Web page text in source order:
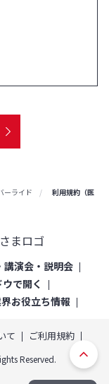
ーライド
利用規約（医
講演会・説明会
お役立ち情報
て ご利用規約
Reserved.
ト
ッ